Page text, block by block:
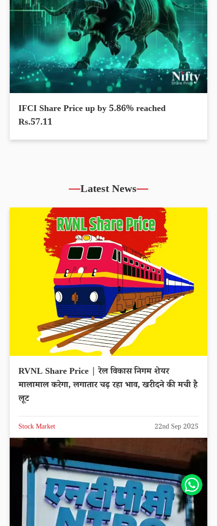
IFCI Share Price up by 5.86% reached
Rs.57.11
Latest News
RVNL Share Price | रेल विकास निगम शेयर
मालामाल करेगा, लगातार चढ़ रहा भाव, खरीदने की मची है
लूट
Stock Market 22nd Sep 2025
Share